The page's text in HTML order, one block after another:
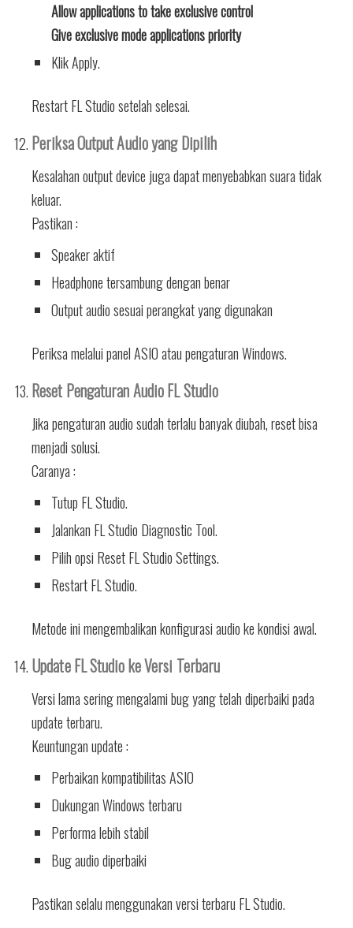
Allow applications to take exclusive control
Give exclusive mode applications priority
Klik Apply.
Restart FL Studio setelah selesai.
Periksa Output Audio yang Dipilih
Kesalahan output device juga dapat menyebabkan suara tidak
keluar.
Pastikan :
Speaker aktif
Headphone tersambung dengan benar
Output audio sesuai perangkat yang digunakan
Periksa melalui panel ASIO atau pengaturan Windows.
Reset Pengaturan Audio FL Studio
Jika pengaturan audio sudah terlalu banyak diubah, reset bisa
menjadi solusi.
Caranya :
Tutup FL Studio.
Jalankan FL Studio Diagnostic Tool.
Pilih opsi Reset FL Studio Settings.
Restart FL Studio.
Metode ini mengembalikan konfigurasi audio ke kondisi awal.
Update FL Studio ke Versi Terbaru
Versi lama sering mengalami bug yang telah diperbaiki pada
update terbaru.
Keuntungan update :
Perbaikan kompatibilitas ASIO
Dukungan Windows terbaru
Performa lebih stabil
Bug audio diperbaiki
Pastikan selalu menggunakan versi terbaru FL Studio.